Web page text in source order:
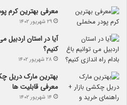
معرفی بهترین کرم
۲۹ شهریور ۱۴۰۲
آیا در استان اردبیل
کنیم؟
۲۸ شهریور ۱۴۰۲
بهترین مارک دریل
معرفی قابلیت ها
۱۴ شهریور ۱۴۰۲